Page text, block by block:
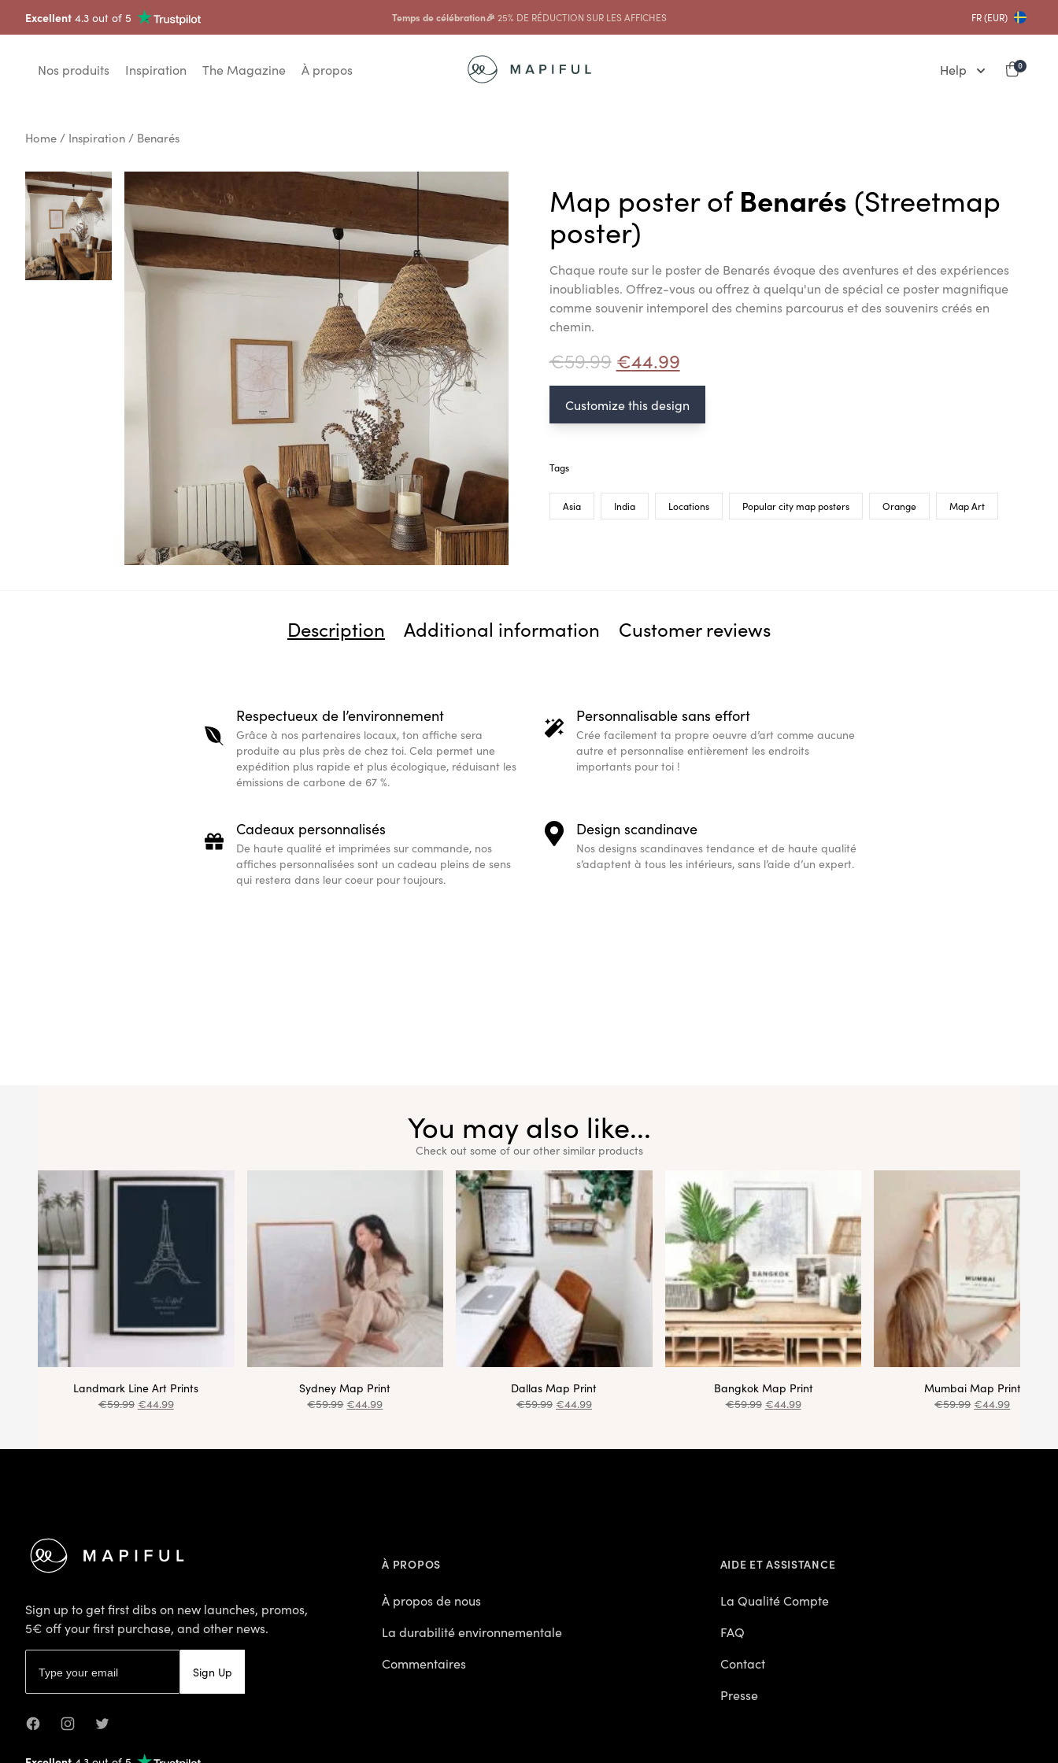
Excellent 4.3 out of 5 Temps de célébration🎉 25% DE RÉDUCTION SUR LES AFFICHES FR (EUR)
Nos produits Inspiration The Magazine À propos Help 0
Home / Inspiration / Benarés
Map poster ofBenarés (Streetmap
poster)
Chaque route sur le poster de Benarés évoque des aventures et des expériences
inoubliables. Offrez-vous ou offrez à quelqu'un de spécial ce poster magnifique
comme souvenir intemporel des chemins parcourus et des souvenirs créés en
chemin.
€59.99 €44.99
Customize this design
Tags
Asia India Locations Popular city map posters Orange Map Art
Description Additional information Customer reviews
Respectueux de l’environnement
Grâce à nos partenaires locaux, ton affiche sera
produite au plus près de chez toi. Cela permet une
expédition plus rapide et plus écologique, réduisant les
émissions de carbone de 67 %.
Personnalisable sans effort
Crée facilement ta propre oeuvre d’art comme aucune
autre et personnalise entièrement les endroits
importants pour toi !
Cadeaux personnalisés
De haute qualité et imprimées sur commande, nos
affiches personnalisées sont un cadeau pleins de sens
qui restera dans leur coeur pour toujours.
Design scandinave
Nos designs scandinaves tendance et de haute qualité
s’adaptent à tous les intérieurs, sans l’aide d’un expert.
You may also like...
Check out some of our other similar products
Landmark Line Art Prints
€59.99 €44.99
Sydney Map Print
€59.99 €44.99
Dallas Map Print
€59.99 €44.99
Bangkok Map Print
€59.99 €44.99
Mumbai Map Print
€59.99 €44.99
Sign up to get first dibs on new launches, promos,
5€ off your first purchase, and other news.
Sign Up
FacebookInstagramTwitter
À PROPOS
À propos de nous
La durabilité environnementale
Commentaires
AIDE ET ASSISTANCE
La Qualité Compte
FAQ
Contact
Presse